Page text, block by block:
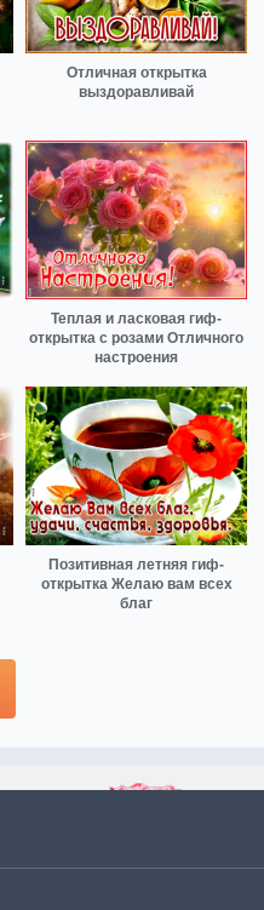
Отличная открытка
выздоравливай
Теплая и ласковая гиф-
открытка с розами Отличного
настроения
Позитивная летняя гиф-
открытка Желаю вам всех
благ